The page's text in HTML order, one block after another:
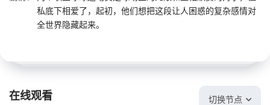
私底下相爱了，起初，他们想把这段让人困惑的复杂感情对
全世界隐藏起来。
在线观看 切换节点